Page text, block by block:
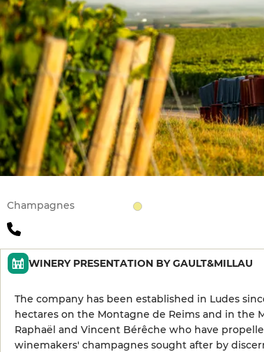
Champagnes
WINERY PRESENTATION BY GAULT&MILLAU
The company has been established in Ludes
hectares on the Montagne de Reims and in the
Raphaël and Vincent Bérêche who have
winemakers' champagnes sought after by